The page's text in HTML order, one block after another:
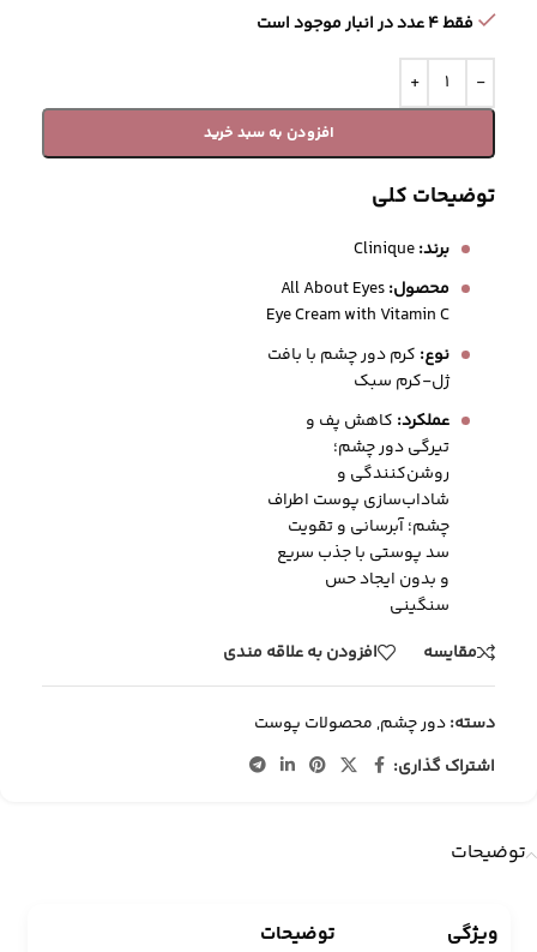
فقط 4 عدد در انبار موجود است
افزودن به سبد خرید
توضیحات کلی
برند:
محصول:All About Eyes
Eye Cream with Vitamin C
نوع: کرم دور چشم با بافت
ژل-کرم سبک
عملکرد: کاهش پف و
تیرگی دور چشم؛
روشن‌کنندگی و
شاداب‌سازی پوست اطراف
چشم؛ آبرسانی و تقویت
سد پوستی با جذب سریع
و بدون ایجاد حس
سنگینی
مقایسه
افزودن به علاقه مندی
دسته:دور چشم,محصولات پوست
اشتراک گذاری:
توضیحات
ویژگی توضیحات